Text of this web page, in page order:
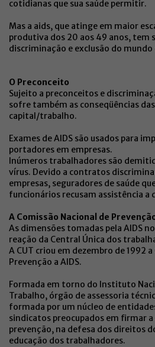
cotidianas que sua saúde permitir.
Mas a aids, que atinge em maior
produtiva dos 20 aos 49 anos, tem
discriminação e exclusão do
O Preconceito
Sujeito a preconceitos e
sofre também as conseqüências
capital/trabalho.
Exames de AIDS são usados para
portadores em empresas.
Inúmeros trabalhadores são
vírus. Devido a contratos
empresas, seguradores de saúde
funcionários recusam assistência a
A Comissão Nacional de
As dimensões tomadas pela AIDS
reação da Central Única dos
A CUT criou em dezembro de 1992
Prevenção a AIDS.
Formada em torno do Instituto
Trabalho, órgão de assessoria
formada por um núcleo de
sindicatos preocupados em firmar
prevenção, na defesa dos direitos
educação dos trabalhadores.